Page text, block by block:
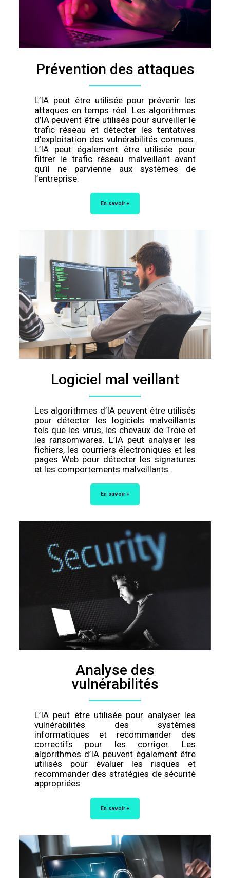
Prévention des attaques
L’IA peut être utilisée pour prévenir les
attaques en temps réel. Les algorithmes
d’IA peuvent être utilisés pour surveiller le
trafic réseau et détecter les tentatives
d’exploitation des vulnérabilités connues.
L’IA peut également être utilisée pour
filtrer le trafic réseau malveillant avant
qu’il ne parvienne aux systèmes de
l’entreprise.
En savoir +
Logiciel mal veillant
Les algorithmes d’IA peuvent être utilisés
pour détecter les logiciels malveillants
tels que les virus, les chevaux de Troie et
les ransomwares. L’IA peut analyser les
fichiers, les courriers électroniques et les
pages Web pour détecter les signatures
et les comportements malveillants.
En savoir +
Analyse des
vulnérabilités
L’IA peut être utilisée pour analyser les
vulnérabilités des systèmes
informatiques et recommander des
correctifs pour les corriger. Les
algorithmes d’IA peuvent également être
utilisés pour évaluer les risques et
recommander des stratégies de sécurité
appropriées.
En savoir +